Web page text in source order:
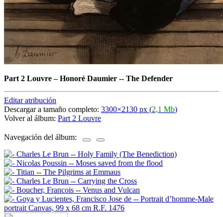
Part 2 Louvre–Honoré Daumier -- The Defender
Editar atribución
Descargar a tamaño completo: 3300×2130 px (2,1 Mb)
Volver al álbum: Part 2 Louvre
Navegación del álbum: